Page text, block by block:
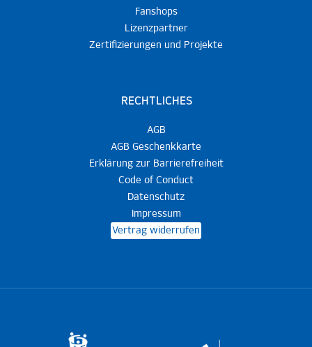
Fanshops
Lizenzpartner
Zertifizierungen und Projekte
RECHTLICHES
AGB
AGB Geschenkkarte
Erklärung zur Barrierefreiheit
Code of Conduct
Datenschutz
Impressum
Vertrag widerrufen